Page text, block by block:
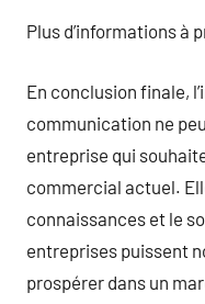
Plus d’informations à
En conclusion finale,
communication ne
entreprise qui
commercial actuel.
connaissances et le
entreprises puissent
prospérer dans un